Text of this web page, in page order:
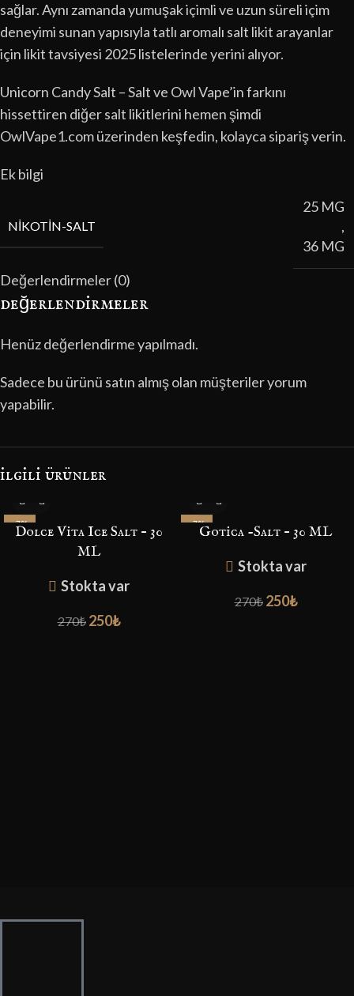
sağlar. Aynı zamanda yumuşak içimli ve uzun süreli içim
deneyimi sunan yapısıyla tatlı aromalı salt likit arayanlar
için likit tavsiyesi 2025 listelerinde yerini alıyor.
Unicorn Candy Salt – Salt ve Owl Vape’in farkını
hissettiren diğer salt likitlerini hemen şimdi
OwlVape1.com üzerinden keşfedin, kolayca sipariş verin.
Ek bilgi
NIKOTIN-SALT
25 MG
,
36 MG
Değerlendirmeler (0)
değerlendirmeler
Henüz değerlendirme yapılmadı.
Sadece bu ürünü satın almış olan müşteriler yorum
yapabilir.
i̇lgili ürünler
-7%
Dolce Vita Ice Salt – 30
ML
Stokta var
270₺ 250₺
-7%Gotica -Salt – 30 ML
Stokta var
270₺ 250₺